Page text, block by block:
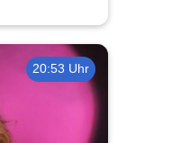
20:53 Uhr